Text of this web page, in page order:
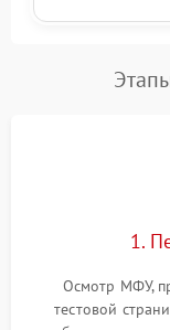
1.
Осмотр МФУ,
тестовой